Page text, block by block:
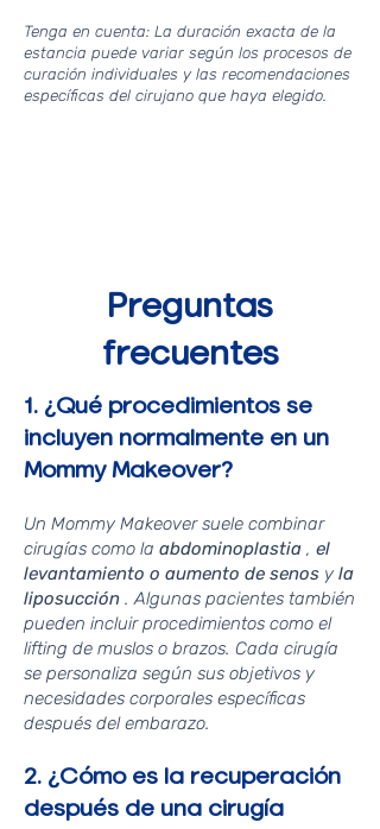
Tenga en cuenta: La duración exacta de la
estancia puede variar según los procesos de
curación individuales y las recomendaciones
específicas del cirujano que haya elegido.
Preguntas
frecuentes
1. ¿Qué procedimientos se
incluyen normalmente en un
Mommy Makeover?
Un Mommy Makeover suele combinar
cirugías como la abdominoplastia , el
levantamiento o aumento de senos y la
liposucción . Algunas pacientes también
pueden incluir procedimientos como el
lifting de muslos o brazos. Cada cirugía
se personaliza según sus objetivos y
necesidades corporales específicas
después del embarazo.
2. ¿Cómo es la recuperación
después de una cirugía